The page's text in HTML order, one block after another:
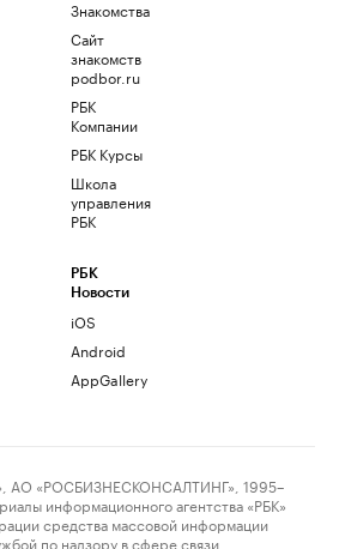
Знакомства
Сайт
знакомств
podbor.ru
РБК
Компании
РБК Курсы
Школа
управления
РБК
РБК
Новости
iOS
Android
AppGallery
«РОСБИЗНЕСКОНСАЛТИНГ», 1995–
информационного агентства «РБК»
средства массовой информации
по надзору в сфере связи,